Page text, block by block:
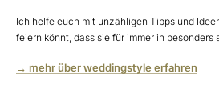
Ich helfe euch mit unzähligen Tipps und
feiern könnt, dass sie für immer in besonders
→ mehr über weddingstyle erfahren